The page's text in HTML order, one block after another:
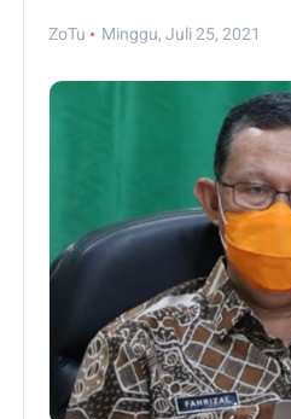
ZoTu Minggu, Juli 25, 2021